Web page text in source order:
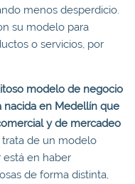
menos desperdicio.
su modelo para
o servicios, por
modelo de negocio
nacida en Medellín que
y de mercadeo
trata de un modelo
está en haber
de forma distinta,